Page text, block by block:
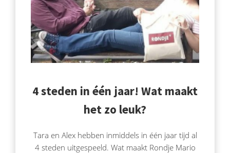
4 steden in één jaar! Wat maakt
het zo leuk?
Tara en Alex hebben inmiddels in één jaar tijd al
4 steden uitgespeeld. Wat maakt Rondje Mario